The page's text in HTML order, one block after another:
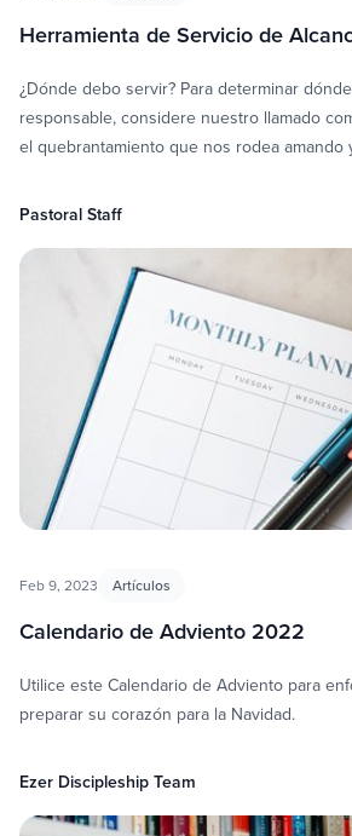
Herramienta de Servicio de
¿Dónde debo servir? Para determinar
responsable, considere nuestro llamado
el quebrantamiento que nos rodea
Pastoral Staff
Feb 9, 2023 Artículos
Calendario de Adviento 2022
Utilice este Calendario de Adviento para
preparar su corazón para la Navidad.
Ezer Discipleship Team